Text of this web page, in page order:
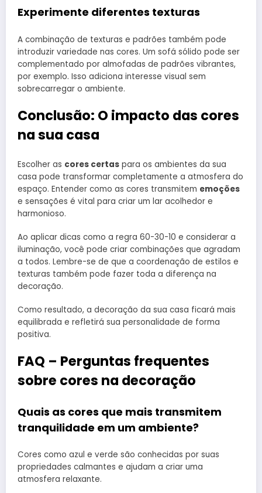
Experimente diferentes texturas
A combinação de texturas e padrões também pode
introduzir variedade nas cores. Um sofá sólido pode ser
complementado por almofadas de padrões vibrantes,
por exemplo. Isso adiciona interesse visual sem
sobrecarregar o ambiente.
Conclusão: O impacto das cores
na sua casa
Escolher as cores certas para os ambientes da sua
casa pode transformar completamente a atmosfera do
espaço. Entender como as cores transmitem emoções
e sensações é vital para criar um lar acolhedor e
harmonioso.
Ao aplicar dicas como a regra 60-30-10 e considerar a
iluminação, você pode criar combinações que agradam
a todos. Lembre-se de que a coordenação de estilos e
texturas também pode fazer toda a diferença na
decoração.
Como resultado, a decoração da sua casa ficará mais
equilibrada e refletirá sua personalidade de forma
positiva.
FAQ – Perguntas frequentes
sobre cores na decoração
Quais as cores que mais transmitem
tranquilidade em um ambiente?
Cores como azul e verde são conhecidas por suas
propriedades calmantes e ajudam a criar uma
atmosfera relaxante.